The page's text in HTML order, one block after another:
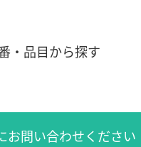
・品目から探す
お問い合わせください